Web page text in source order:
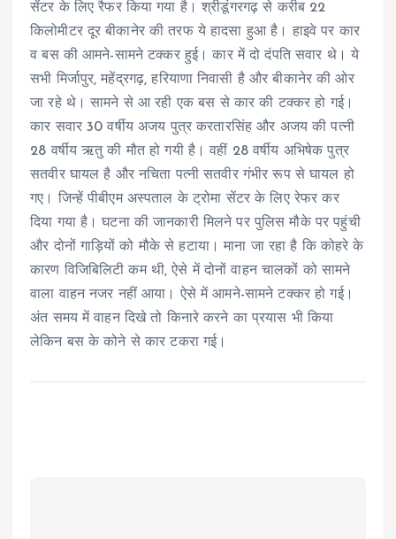
सेंटर के लिए रैफर किया गया है। श्रीडूंगरगढ़ से करीब 22
किलोमीटर दूर बीकानेर की तरफ ये हादसा हुआ है। हाइवे पर कार
व बस की आमने-सामने टक्कर हुई। कार में दो दंपति सवार थे। ये
सभी मिर्जापुर, महेंद्रगढ़, हरियाणा निवासी है और बीकानेर की ओर
जा रहे थे। सामने से आ रही एक बस से कार की टक्कर हो गई।
कार सवार 30 वर्षीय अजय पुत्र करतारसिंह और अजय की पत्नी
28 वर्षीय ऋतु की मौत हो गयी है। वहीं 28 वर्षीय अभिषेक पुत्र
सतवीर घायल है और नचिता पत्नी सतवीर गंभीर रूप से घायल हो
गए। जिन्हें पीबीएम अस्पताल के ट्रोमा सेंटर के लिए रेफर कर
दिया गया है। घटना की जानकारी मिलने पर पुलिस मौके पर पहुंची
और दोनों गाड़ियों को मौके से हटाया। माना जा रहा है कि कोहरे के
कारण विजिबिलिटी कम थी, ऐसे में दोनों वाहन चालकों को सामने
वाला वाहन नजर नहीं आया। ऐसे में आमने-सामने टक्कर हो गई।
अंत समय में वाहन दिखे तो किनारे करने का प्रयास भी किया
लेकिन बस के कोने से कार टकरा गई।